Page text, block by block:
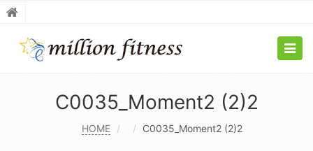
C0035_Moment2 (2)2
HOME C0035_Moment2 (2)2